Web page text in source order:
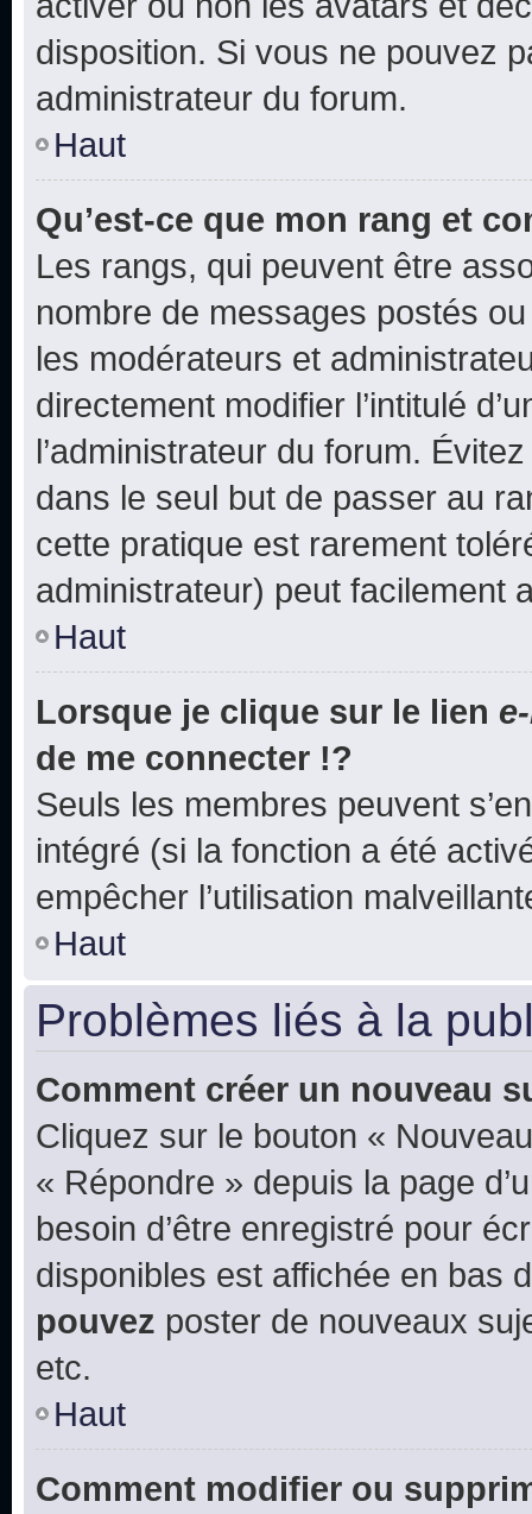
disposition. Si vous ne pouvez
administrateur du forum.
Haut
Qu’est-ce que mon rang et
Les rangs, qui peuvent être
nombre de messages postés
les modérateurs et
directement modifier l’intitulé
l’administrateur du forum.
dans le seul but de passer au
cette pratique est rarement
administrateur) peut facilement
Haut
Lorsque je clique sur le lien
de me connecter !?
Seuls les membres peuvent
intégré (si la fonction a été
empêcher l’utilisation
Haut
Problèmes liés à la
Comment créer un nouveau
Cliquez sur le bouton «
« Répondre » depuis la page
besoin d’être enregistré pour
disponibles est affichée en bas
pouvez poster de nouveaux
etc.
Haut
Comment modifier ou